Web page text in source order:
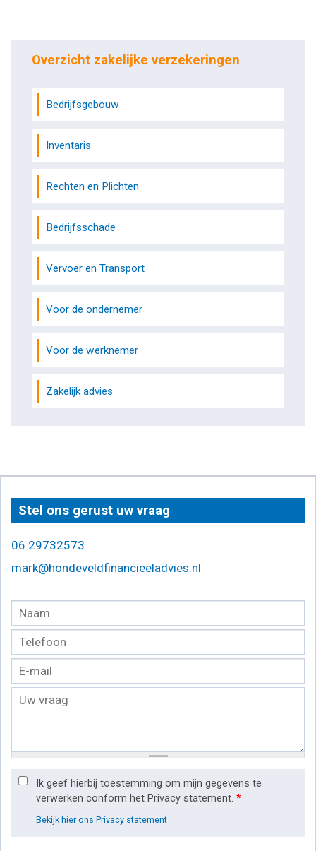
Overzicht zakelijke verzekeringen
Bedrijfsgebouw
Inventaris
Rechten en Plichten
Bedrijfsschade
Vervoer en Transport
Voor de ondernemer
Voor de werknemer
Zakelijk advies
Stel ons gerust uw vraag
06 29732573
mark@hondeveldfinancieeladvies.nl
Ik geef hierbij toestemming om mijn gegevens te
verwerken conform het Privacy statement. *
Bekijk hier ons Privacy statement